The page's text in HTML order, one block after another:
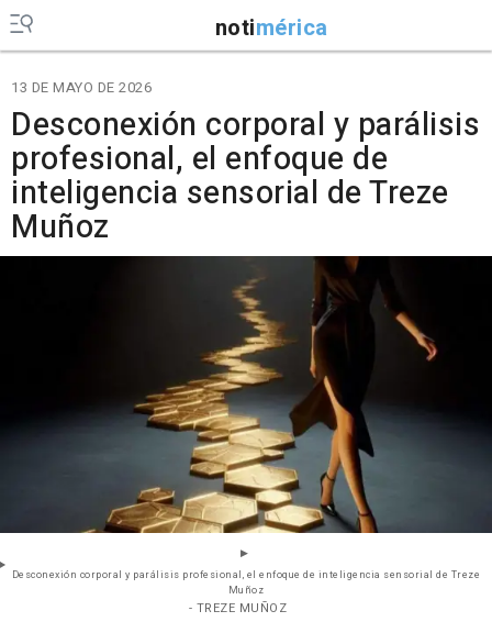
notimérica
13 DE MAYO DE 2026
Desconexión corporal y parálisis
profesional, el enfoque de
inteligencia sensorial de Treze
Muñoz
Desconexión corporal y parálisis profesional, el enfoque de inteligencia sensorial de Treze
Muñoz
- TREZE MUÑOZ